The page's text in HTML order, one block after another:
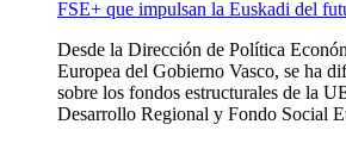
FSE+ que impulsan la Euskadi del
Desde la Dirección de Política
Europea del Gobierno Vasco, se ha
sobre los fondos estructurales de la
Desarrollo Regional y Fondo Social